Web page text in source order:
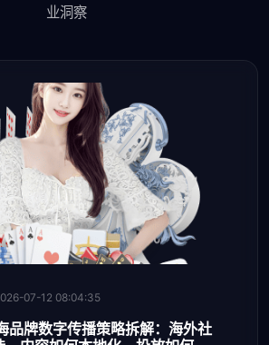
业洞察
07-12 08:04:35
品牌数字传播策略拆解：海外社